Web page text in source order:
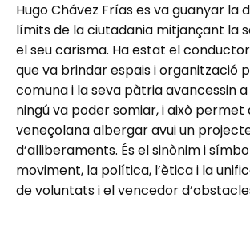
Hugo Chávez Frías es va guanyar la
límits de la ciutadania mitjançant la
el seu carisma. Ha estat el
que va brindar espais i organització
comuna i la seva pàtria avancessin
ningú va poder somiar, i això
veneçolana albergar avui un
d’alliberaments. És el sinònim i
moviment, la política, l’ètica i la
de voluntats i el vencedor